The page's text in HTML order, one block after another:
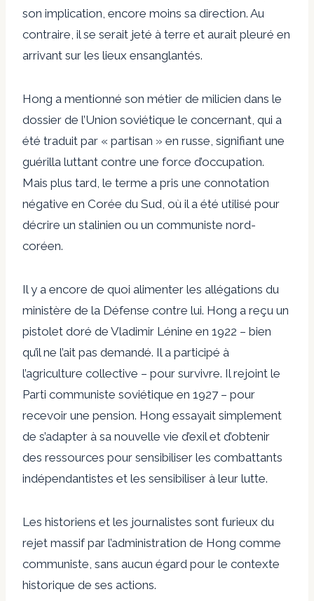
son implication, encore moins sa direction. Au
contraire, il se serait jeté à terre et aurait pleuré en
arrivant sur les lieux ensanglantés.
Hong a mentionné son métier de milicien dans le
dossier de l’Union soviétique le concernant, qui a
été traduit par « partisan » en russe, signifiant une
guérilla luttant contre une force d’occupation.
Mais plus tard, le terme a pris une connotation
négative en Corée du Sud, où il a été utilisé pour
décrire un stalinien ou un communiste nord-
coréen.
Il y a encore de quoi alimenter les allégations du
ministère de la Défense contre lui. Hong a reçu un
pistolet doré de Vladimir Lénine en 1922 – bien
qu’il ne l’ait pas demandé. Il a participé à
l’agriculture collective – pour survivre. Il rejoint le
Parti communiste soviétique en 1927 – pour
recevoir une pension. Hong essayait simplement
de s’adapter à sa nouvelle vie d’exil et d’obtenir
des ressources pour sensibiliser les combattants
indépendantistes et les sensibiliser à leur lutte.
Les historiens et les journalistes sont furieux du
rejet massif par l’administration de Hong comme
communiste, sans aucun égard pour le contexte
historique de ses actions.